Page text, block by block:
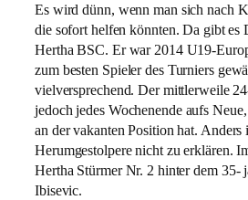
Es wird dünn, wenn man sich nach
die sofort helfen könnten. Da gibt es
Hertha BSC. Er war 2014 U19-
zum besten Spieler des Turniers
vielversprechend. Der mittlerweile
jedoch jedes Wochenende aufs
an der vakanten Position hat. Anders
Herumgestolpere nicht zu erklären.
Hertha Stürmer Nr. 2 hinter dem 35-
Ibisevic.